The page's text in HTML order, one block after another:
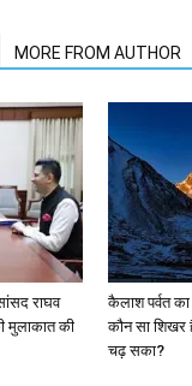
MORE FROM AUTHOR
राघव
मुलाकात की
कैलाश पर्वत
कौन सा शिखर
चढ़ सका?